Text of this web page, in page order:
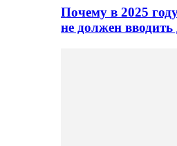
Почему в 2025
не должен